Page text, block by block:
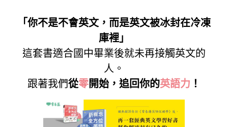
「你不是不會英文，而是英文被冰封在冷凍
庫裡」
這套書適合國中畢業後就未再接觸英文的
人。
跟著我們從零開始，追回你的英語力 ！